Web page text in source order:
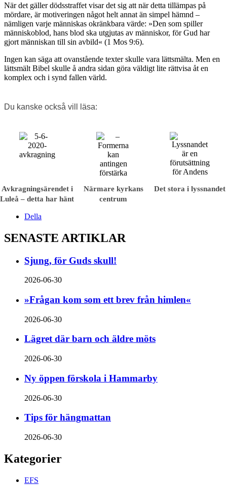
När det gäller dödsstraffet visar det sig att när detta tillämpas på
mördare, är motiveringen något helt annat än simpel hämnd –
nämligen varje människas okränkbara värde: »Den som spiller
människoblod, hans blod ska utgjutas av människor, för Gud har
gjort människan till sin avbild« (1 Mos 9:6).
Ingen kan säga att ovanstående texter skulle vara lättsmälta. Men en
lättsmält Bibel skulle å andra sidan göra väldigt lite rättvisa åt en
komplex och i synd fallen värld.
Du kanske också vill läsa:
Avkragnings­ärendet i
Luleå – detta har hänt
Närmare kyrkans
centrum
Det stora i lyssnandet
Della
SENASTE ARTIKLAR
Sjung, för Guds skull!
2026-06-30
»Frågan kom som ett brev från himlen«
2026-06-30
Lägret där barn och äldre möts
2026-06-30
Ny öppen förskola i Hammarby
2026-06-30
Tips för hängmattan
2026-06-30
Kategorier
EFS